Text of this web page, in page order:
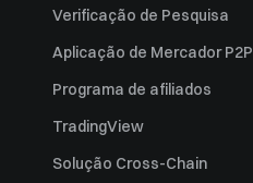
Verificação de Pesquisa
Aplicação de Mercador P2P
Programa de afiliados
TradingView
Solução Cross-Chain